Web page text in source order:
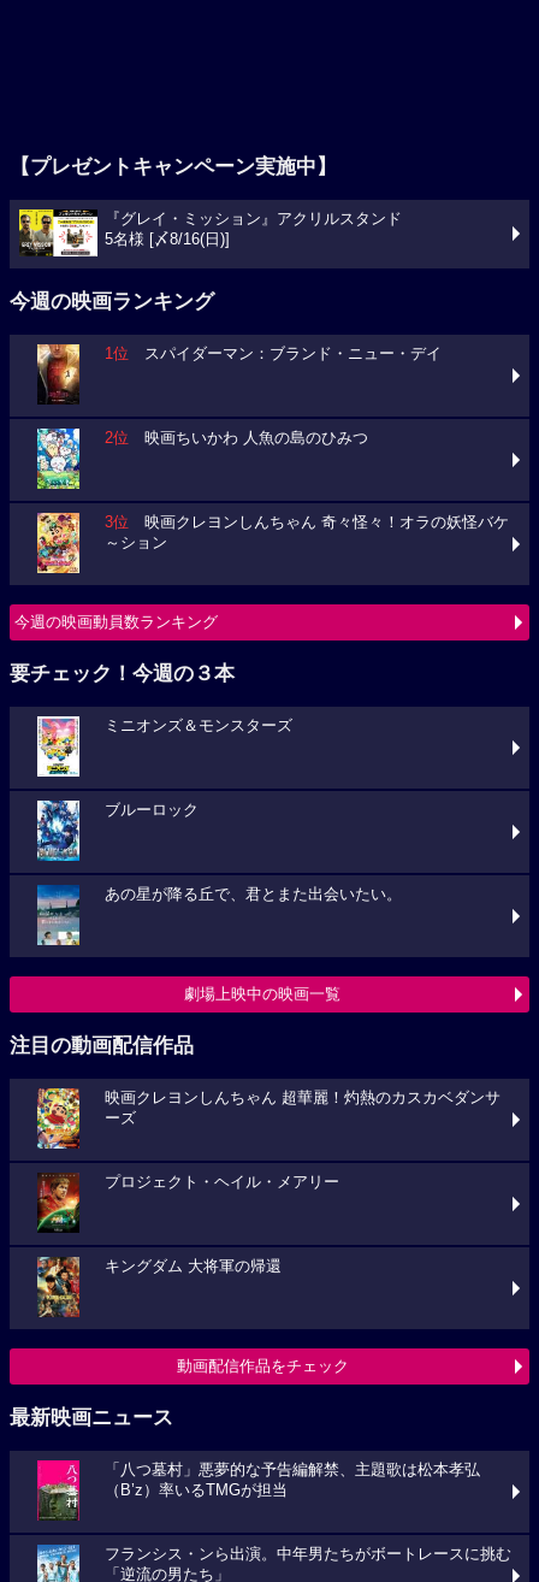
【プレゼントキャンペーン実施中】
『グレイ・ミッション』アクリルスタンド
5名様 [〆8/16(日)]
今週の映画ランキング
1位 スパイダーマン：ブランド・ニュー・デイ
2位 映画ちいかわ 人魚の島のひみつ
3位 映画クレヨンしんちゃん 奇々怪々！オラの妖怪バケ
～ション
今週の映画動員数ランキング
要チェック！今週の３本
ミニオンズ＆モンスターズ
ブルーロック
あの星が降る丘で、君とまた出会いたい。
劇場上映中の映画一覧
注目の動画配信作品
映画クレヨンしんちゃん 超華麗！灼熱のカスカベダンサ
ーズ
プロジェクト・ヘイル・メアリー
キングダム 大将軍の帰還
動画配信作品をチェック
最新映画ニュース
「八つ墓村」悪夢的な予告編解禁、主題歌は松本孝弘
（B’z）率いるTMGが担当
フランシス・ンら出演。中年男たちがボートレースに挑む
「逆流の男たち」